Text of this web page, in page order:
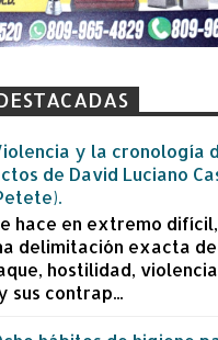
y la cronología
de David Luciano
hace en extremo
delimitación exacta
hostilidad, violencia
sus contrap...